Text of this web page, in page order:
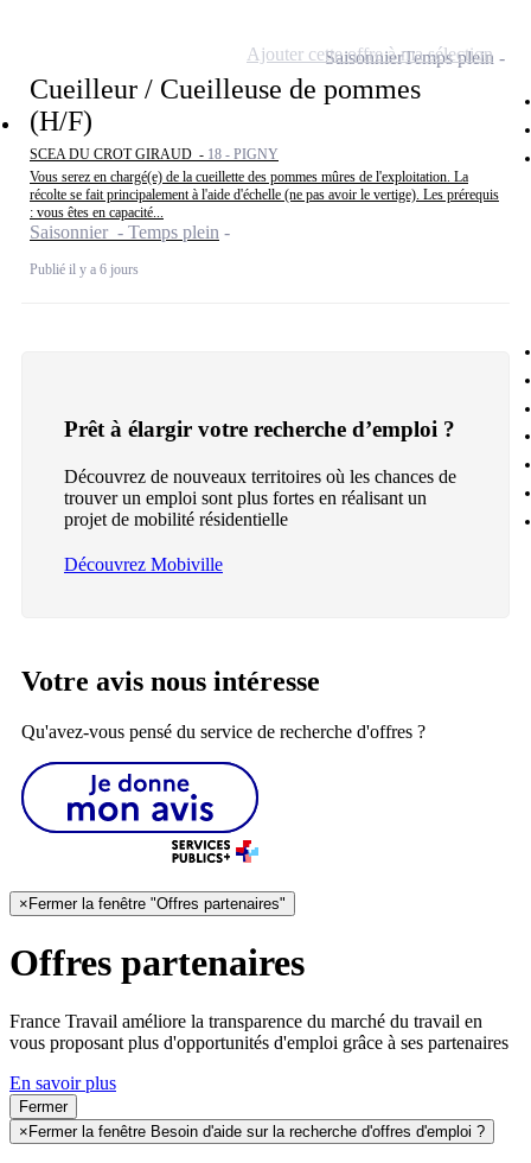
Cueilleur / Cueilleuse de pommes
(H/F)
SCEA DU CROT GIRAUD - 18 - PIGNY
Vous serez en chargé(e) de la cueillette des pommes mûres de l'exploitation. La
récolte se fait principalement à l'aide d'échelle (ne pas avoir le vertige). Les prérequis
: vous êtes en capacité...
Saisonnier - Temps plein
Publié il y a 6 jours
SaisonnierTemps plein
Ajouter cette offre à ma sélection
Prêt à élargir votre recherche d’emploi ?
Découvrez de nouveaux territoires où les chances de
trouver un emploi sont plus fortes en réalisant un
projet de mobilité résidentielle
Découvrez Mobiville
Votre avis nous intéresse
Qu'avez-vous pensé du service de recherche d'offres ?
× Fermer la fenêtre "Offres partenaires"
Offres partenaires
France Travail améliore la transparence du marché du travail en
vous proposant plus d'opportunités d'emploi grâce à ses partenaires
En savoir plus
Fermer
× Fermer la fenêtre Besoin d'aide sur la recherche d'offres d'emploi ?